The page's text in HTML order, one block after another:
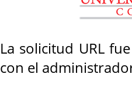
La solicitud URL
con el